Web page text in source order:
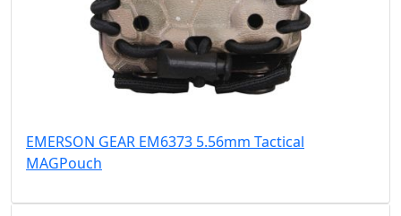
EMERSON GEAR EM6373 5.56mm Tactical
MAGPouch